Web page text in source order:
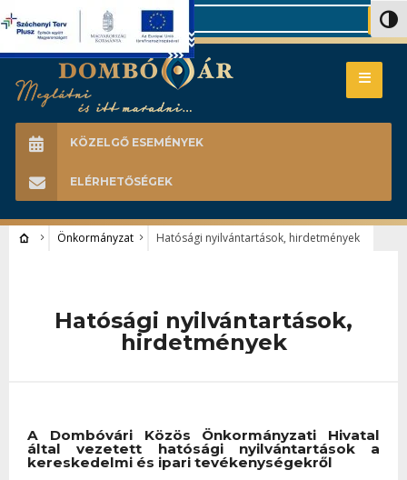
Search
KÖZELGŐ ESEMÉNYEK
ELÉRHETŐSÉGEK
Önkormányzat Hatósági nyilvántartások, hirdetmények
Hatósági nyilvántartások,
hirdetmények
A Dombóvári Közös Önkormányzati Hivatal
által vezetett hatósági nyilvántartások a
kereskedelmi és ipari tevékenységekről